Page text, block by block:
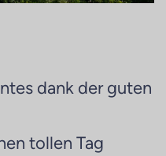
dank der guten
tollen Tag